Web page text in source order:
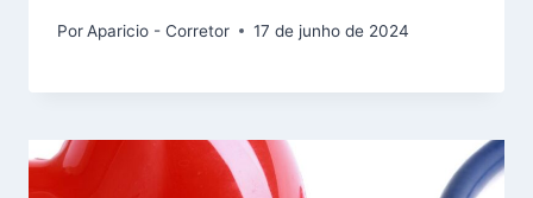
PorAparicio - Corretor 17 de junho de 2024